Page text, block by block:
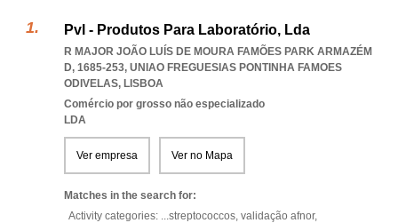
Pvl - Produtos Para Laboratório, Lda
R MAJOR JOÃO LUÍS DE MOURA FAMÕES PARK ARMAZÉM
D, 1685-253, UNIAO FREGUESIAS PONTINHA FAMOES
ODIVELAS, LISBOA
Comércio por grosso não especializado
LDA
Ver empresa Ver no Mapa
Matches in the search for:
Activity categories: ...streptococcos, validação afnor,